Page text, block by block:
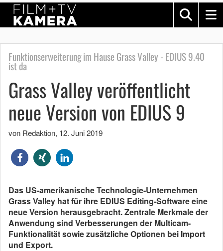
Funktionserweiterung im Hause Grass Valley - EDIUS 9.40
ist da
Grass Valley veröffentlicht
neue Version von EDIUS 9
von Redaktion, 12. Juni 2019
Das US-amerikanische Technologie-Unternehmen
Grass Valley hat für ihre EDIUS Editing-Software eine
neue Version herausgebracht. Zentrale Merkmale der
Anwendung sind Verbesserungen der Multicam-
Funktionalität sowie zusätzliche Optionen bei Import
und Export.